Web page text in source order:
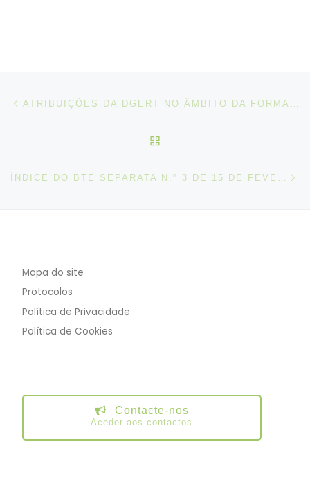
Post navigation
Mapa do site
Protocolos
Política de Privacidade
Política de Cookies
Contacte-nos
Aceder aos contactos